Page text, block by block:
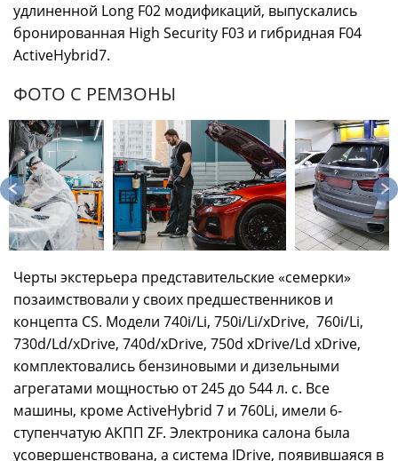
удлиненной Long F02 модификаций, выпускались
бронированная High Security F03 и гибридная F04
ActiveHybrid7.
ФОТО С РЕМЗОНЫ
Черты экстерьера представительские «семерки»
позаимствовали у своих предшественников и
концепта CS. Модели 740i/Li, 750i/Li/xDrive, 760i/Li,
730d/Ld/xDrive, 740d/xDrive, 750d xDrive/Ld xDrive,
комплектовались бензиновыми и дизельными
агрегатами мощностью от 245 до 544 л. с. Все
машины, кроме ActiveHybrid 7 и 760Li, имели 6-
ступенчатую АКПП ZF. Электроника салона была
усовершенствована, а система IDrive, появившаяся в